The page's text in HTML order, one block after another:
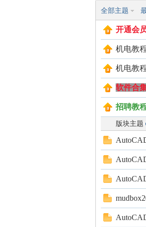
全部主题
开通会
机电教
机电教
软件合
招聘教
版块主题